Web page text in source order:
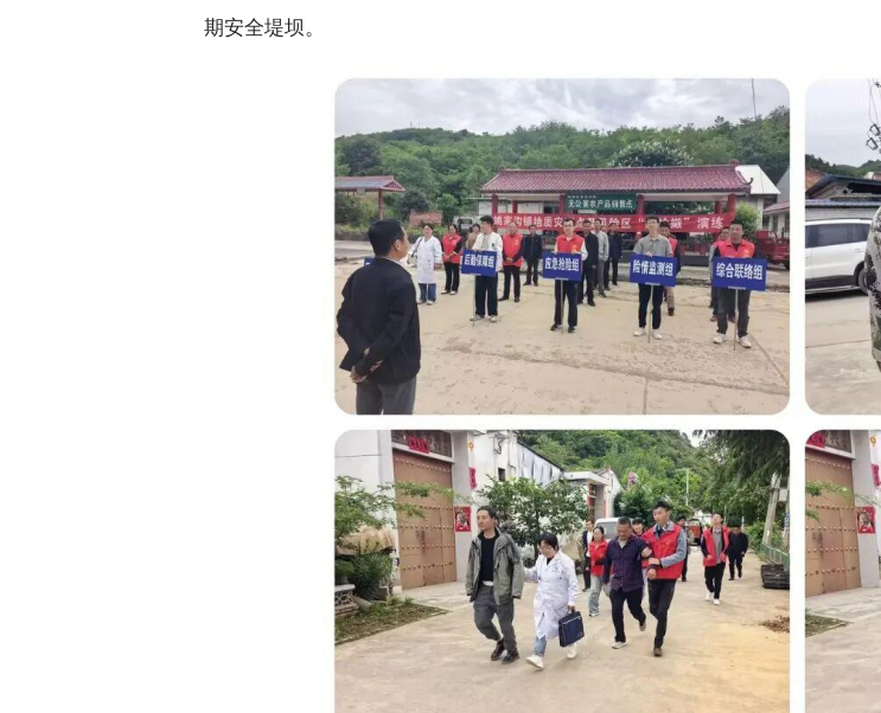
期安全堤坝。